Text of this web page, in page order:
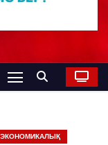
ЭКОНОМИКАЛЫҚ